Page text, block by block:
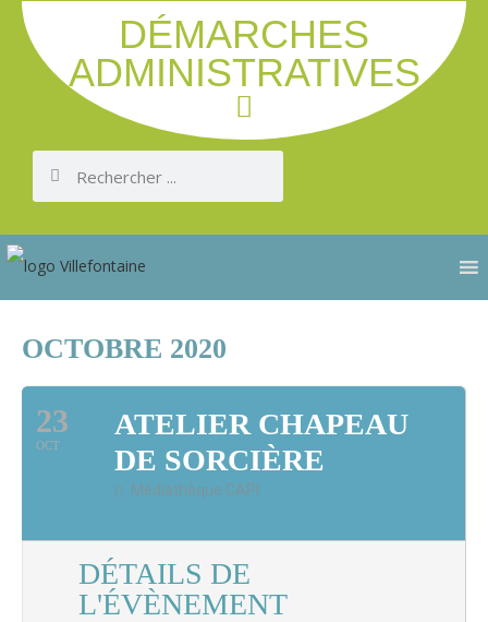
DÉMARCHES
ADMINISTRATIVES
OCTOBRE 2020
23
OCT
ATELIER CHAPEAU
DE SORCIÈRE
Médiathèque CAPI
DÉTAILS DE
L'ÉVÈNEMENT